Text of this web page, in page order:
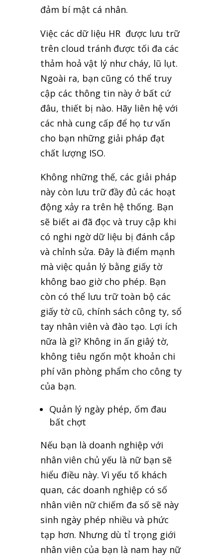
đảm bí mật cá nhân.
Việc các dữ liệu HR được lưu trữ
trên cloud tránh được tối đa các
thảm hoả vật lý như cháy, lũ lụt.
Ngoài ra, bạn cũng có thể truy
cập các thông tin này ở bất cứ
đâu, thiết bị nào. Hãy liên hệ với
các nhà cung cấp để họ tư vấn
cho bạn những giải pháp đạt
chất lượng ISO.
Không những thế, các giải pháp
này còn lưu trữ đầy đủ các hoạt
động xảy ra trên hệ thống. Bạn
sẽ biết ai đã đọc và truy cập khi
có nghi ngờ dữ liệu bị đánh cắp
và chỉnh sửa. Đây là điểm mạnh
mà việc quản lý bằng giấy tờ
không bao giờ cho phép. Bạn
còn có thể lưu trữ toàn bộ các
giấy tờ cũ, chính sách công ty, sổ
tay nhân viên và đào tạo. Lợi ích
nữa là gì? Không in ấn giâý tờ,
không tiêu ngốn một khoản chi
phí văn phòng phẩm cho công ty
của bạn.
Quản lý ngày phép, ốm đau
bất chợt
Nếu bạn là doanh nghiệp với
nhân viên chủ yếu là nữ bạn sẽ
hiểu điều này. Vì yếu tố khách
quan, các doanh nghiệp có số
nhân viên nữ chiếm đa số sẽ này
sinh ngày phép nhiều và phức
tạp hơn. Nhưng dù tỉ trọng giới
nhân viên của bạn là nam hay nữ